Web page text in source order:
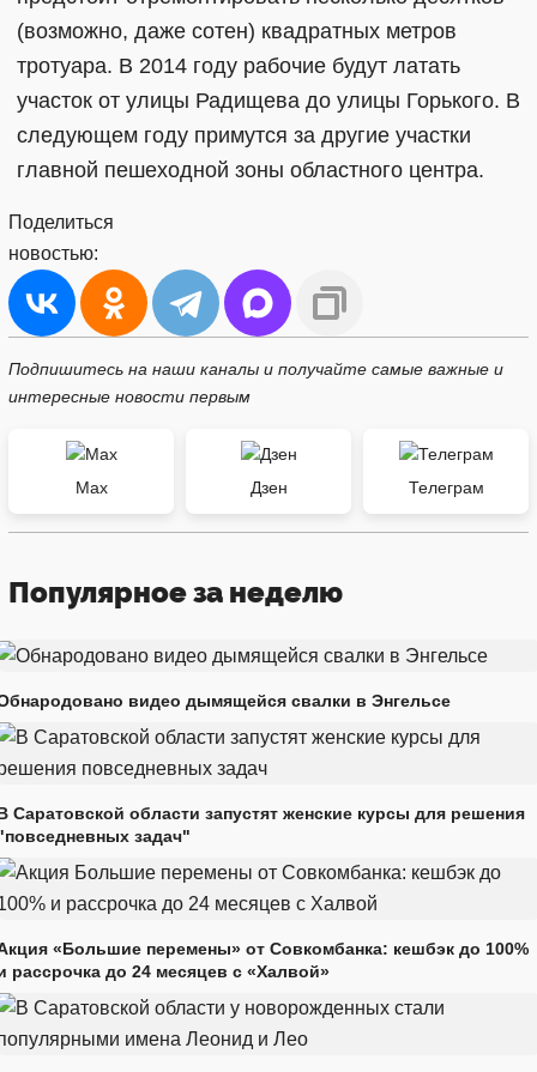
(возможно, даже сотен) квадратных метров
тротуара. В 2014 году рабочие будут латать
участок от улицы Радищева до улицы Горького. В
следующем году примутся за другие участки
главной пешеходной зоны областного центра.
Поделиться
новостью:
Подпишитесь на наши каналы и получайте самые важные и
интересные новости первым
Max Дзен Телеграм
Популярное за неделю
видео дымящейся свалки в Энгельсе
Саратовской области запустят женские курсы для решения
задач"
«Большие перемены» от Совкомбанка: кешбэк до 100%
рассрочка до 24 месяцев с «Халвой»